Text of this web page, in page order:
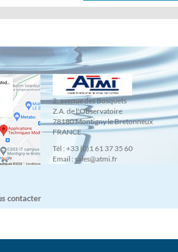
2, avenue des Bosquets
Z.A. de l'Observatoire
78180 Montigny le Bretonneux
FRANCE
Tél : +33 (0)1 61 37 35 60
Email : sales@atmi.fr
contacter